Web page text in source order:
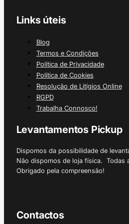
Links úteis
Blog
Termos e Condições
Política de Privacidade
Política de Cookies
Resolução de Litígios Online
RGPD
Trabalha Connosco!
Levantamentos Pickup
Dispomos da possibilidade de
Não dispomos de loja física. Todas
Obrigado pela compreensão!
Contactos